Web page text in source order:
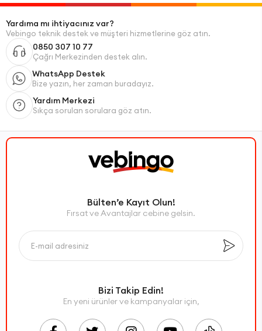
Yardıma mı ihtiyacınız var?
Vebingo teknik destek ve müşteri hizmetlerine göz atın.
0850 307 10 77
Çağrı Merkezinden destek alın.
WhatsApp Destek
Bize yazın, her zaman buradayız.
Yardım Merkezi
Sıkça sorulan sorulara göz atın.
Bülten’e Kayıt Olun!
Fırsat ve Avantajlar cebine gelsin.
Bizi Takip Edin!
En yeni ürünler ve kampanyalar için,